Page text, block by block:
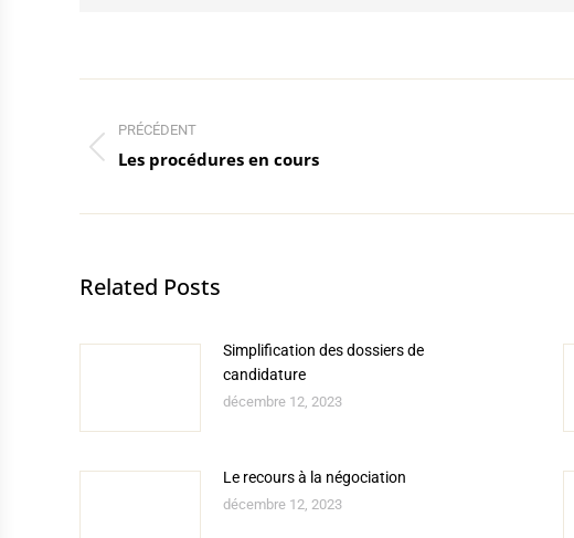
article
PRÉCÉDENT
Article
Les procédures en cours
Related Posts
Simplification des dossiers de
candidature
décembre 12, 2023
Le recours à la négociation
décembre 12, 2023